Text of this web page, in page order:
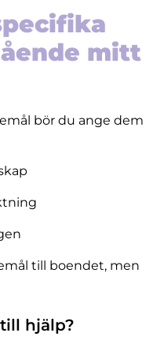
mitt
bör du ange dem
till boendet, men
hjälp?